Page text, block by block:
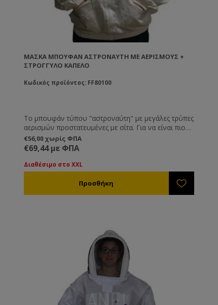
ΜΆΣΚΑ ΜΠΟΥΦΆΝ ΑΣΤΡΟΝΑΎΤΗ ΜΕ ΑΕΡΙΣΜΟΎΣ +
ΣΤΡΌΓΓΥΛΟ ΚΑΠΈΛΟ
Κωδικός προϊόντος: FF80100
Το μπουφάν τύπου "αστροναύτη" με μεγάλες τρύπες
αερισμών προστατευμένες με σίτα. Για να είναι πιο
άνετη η εργασία σας του ζεστούς μήνες του
καλοκαιριού. Συνοδεύεται και με στρόγγυλο καπέλο
το οποίο μπορεί να αλλαχτεί εύκολα με φερμουάρ.
€56,00 χωρίς ΦΠΑ
€69,44 με ΦΠΑ
Διαθέσιμο στο XXL